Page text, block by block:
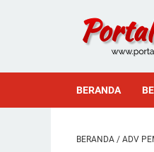
BERANDA
BERANDA / ADV